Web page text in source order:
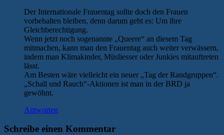
Der Internationale Frauentag sollte doch den Frauen
vorbehalten bleiben, denn darum geht es: Um ihre
Gleichberechtigung.
Wenn jetzt noch sogenannte „Queere“ an diesem Tag
mitmachen, kann man den Frauentag auch weiter verwässern,
indem man Klimakinder, Müsliesser oder Junkies mitauftreten
lässt.
Am Besten wäre vielleicht ein neuer „Tag der Randgruppen“.
„Schall und Rauch“-Aktionen ist man in der BRD ja
gewöhnt.
Antworten
Schreibe einen Kommentar